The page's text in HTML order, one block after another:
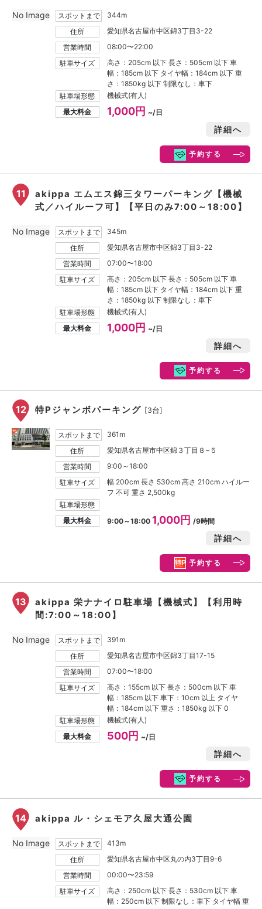
スポットまで
344m
住所
愛知県名古屋市中区錦3丁目3-22
営業時間
08:00〜22:00
駐車サイズ
高さ：205cm 以下 長さ：505cm 以下 車
幅：185cm 以下 タイヤ幅：184cm 以下 重
さ：1850kg 以下 制限なし：車下
駐車場形態
機械式(有人)
最大料金
1,000円 ~/日
詳細へ
予約する
No Image
11
akippa エムエス錦三タワーパーキング【機械
式／ハイルーフ可】【平日のみ7:00～18:00】
スポットまで
345m
住所
愛知県名古屋市中区錦3丁目3-22
営業時間
07:00〜18:00
駐車サイズ
高さ：205cm 以下 長さ：505cm 以下 車
幅：185cm 以下 タイヤ幅：184cm 以下 重
さ：1850kg 以下 制限なし：車下
駐車場形態
機械式(有人)
最大料金
1,000円 ~/日
詳細へ
予約する
No Image
12 特Pジャンボパーキング [3台]
スポットまで
361m
住所
愛知県名古屋市中区錦３丁目８−５
営業時間
9:00～18:00
駐車サイズ
幅 200cm 長さ 530cm 高さ 210cm ハイルー
フ 不可 重さ 2,500kg
駐車場形態
最大料金
9:00～18:00 1,000円 /9時間
詳細へ
予約する
13
akippa 栄ナナイロ駐車場【機械式】【利用時
間:7:00～18:00】
スポットまで
391m
住所
愛知県名古屋市中区錦3丁目17-15
営業時間
07:00〜18:00
駐車サイズ
高さ：155cm 以下 長さ：500cm 以下 車
幅：185cm 以下 車下：10cm 以上 タイヤ
幅：184cm 以下 重さ：1850kg 以下 0
駐車場形態
機械式(有人)
最大料金
500円 ~/日
詳細へ
予約する
No Image
14 akippa ル・シェモア久屋大通公園
スポットまで
413m
住所
愛知県名古屋市中区丸の内3丁目9-6
営業時間
00:00〜23:59
駐車サイズ
高さ：250cm 以下 長さ：530cm 以下 車
幅：250cm 以下 制限なし：車下 タイヤ幅 重
No Image